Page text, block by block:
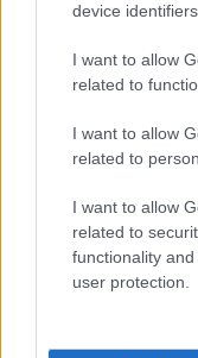
device
I want to allow
related to
I want to allow
related to
I want to allow
related to
functionality
user protection.
Inkább felhőben tárolok
Főoldal